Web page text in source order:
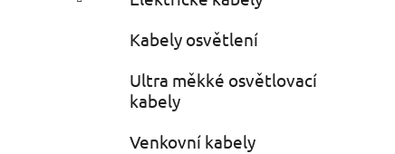
Kabely osvětlení
Ultra měkké osvětlovací
kabely
Venkovní kabely